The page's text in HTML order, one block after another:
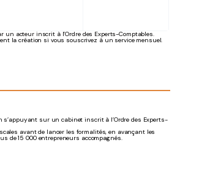
acteur inscrit à l’Ordre des Experts-Comptables.
la création si vous souscrivez à un service mensuel.
sur un cabinet inscrit à l’Ordre des Experts-
avant de lancer les formalités, en avançant les
de 15 000 entrepreneurs accompagnés.